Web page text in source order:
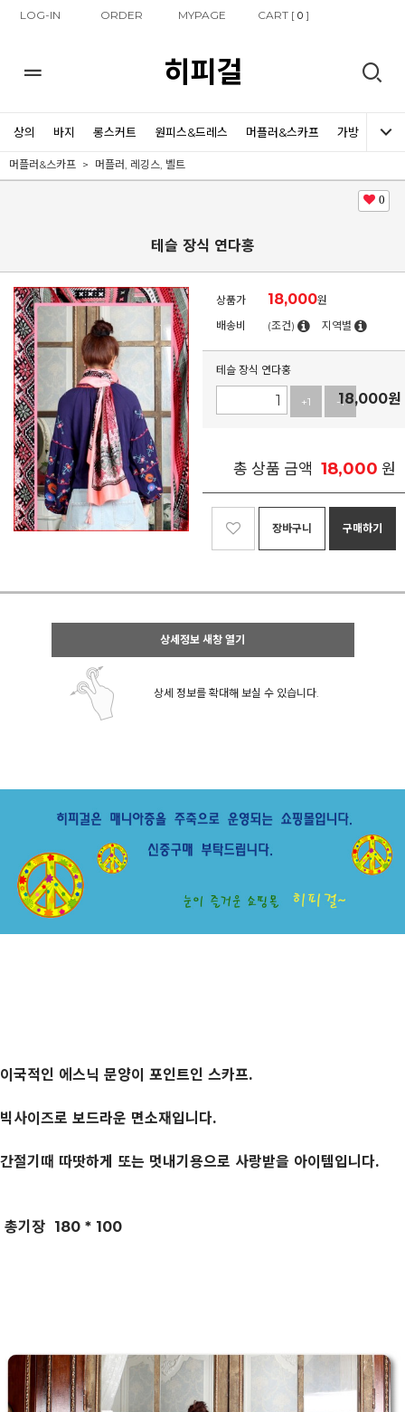
LOG-IN ORDER MYPAGE CART [0 ]
히피걸
상의 바지 롱스커트 원피스&드레스 머플러&스카프 가방 신발
머플러&스카프 머플러, 레깅스, 벨트
0
테슬 장식 연다홍
상품가 18,000원
배송비
(조건) 지역별
테슬 장식 연다홍
+1 -1
18,000원
총 상품 금액 18,000 원
장바구니 구매하기
상세정보 새창 열기
상세 정보를 확대해 보실 수 있습니다.
이국적인 에스닉 문양이 포인트인 스카프.
빅사이즈로 보드라운 면소재입니다.
간절기때 따땃하게 또는 멋내기용으로 사랑받을 아이템입니다.
총기장 180 * 100